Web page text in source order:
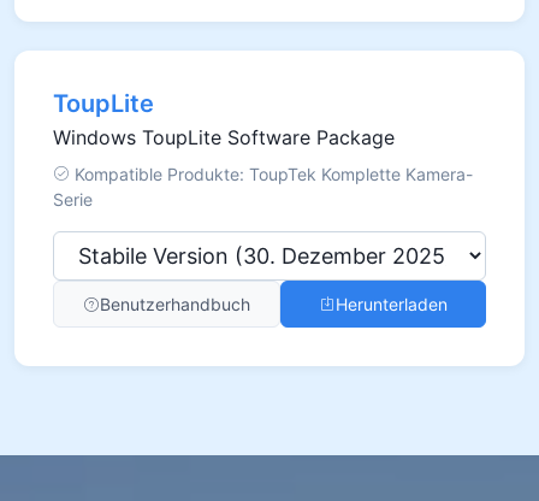
ToupLite
Windows ToupLite Software Package
Kompatible Produkte: ToupTek Komplette Kamera-
Serie
Benutzerhandbuch Herunterladen